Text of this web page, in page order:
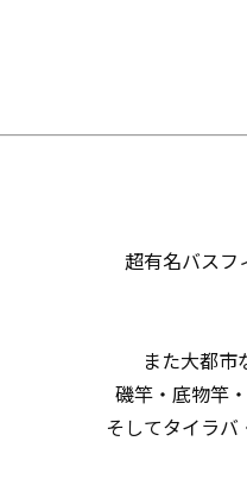
超有名バスフ
また大都市
磯竿・底物竿
そしてタイラバ